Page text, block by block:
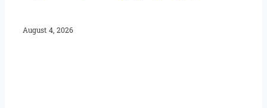
August 4, 2026